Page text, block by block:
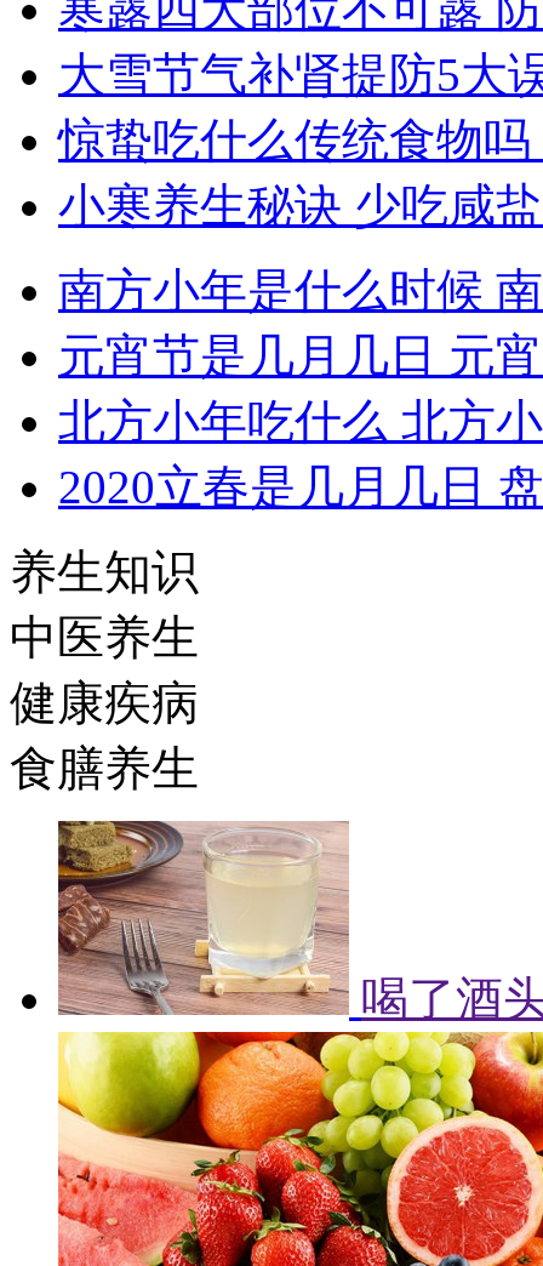
大雪节气补肾提防5大
惊蛰吃什么传统食物吗
小寒养生秘诀 少吃咸
南方小年是什么时候
元宵节是几月几日 元
北方小年吃什么 北方
2020立春是几月几日
养生知识
中医养生
健康疾病
食膳养生
喝了酒